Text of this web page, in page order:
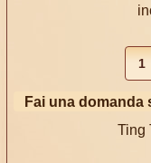
Fai una
Ting